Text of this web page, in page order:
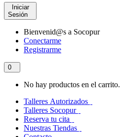
productos
Iniciar
Sesión
Bienvenid@s a Socopur
Conectarme
Registrarme
0
No hay productos en el carrito.
Talleres Autorizados
Talleres Socopur
Reserva tu cita
Nuestras Tiendas